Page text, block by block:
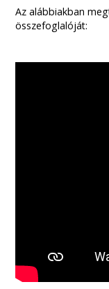
Az alábbiakban
összefoglalóját: